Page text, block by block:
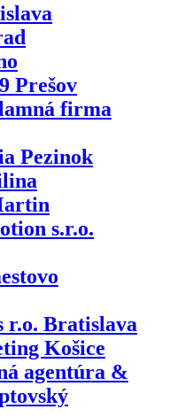
Prešov
firma
Pezinok
s.r.o.
r.o. Bratislava
Košice
agentúra &